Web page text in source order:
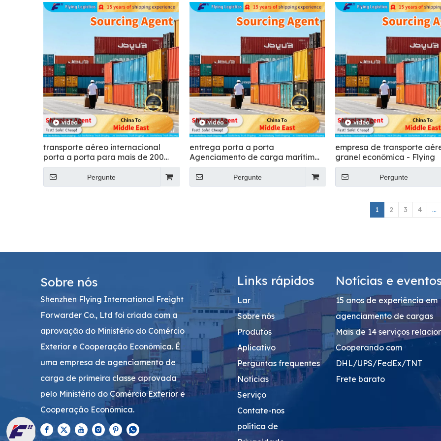
vídeo
transporte aéreo internacional
porta a porta para mais de 200
países - Voando
Pergunte
vídeo
entrega porta a porta
Agenciamento de carga marítima
- Voando
Pergunte
vídeo
empresa de transporte
granel econômica - Flying
Pergunte
1 2 3 4 ...
Sobre nós
Shenzhen Flying International Freight
Forwarder Co., Ltd foi criada com a
aprovação do Ministério do Comércio
Exterior e Cooperação Econômica. É
uma empresa de agenciamento de
carga de primeira classe aprovada
pelo Ministério do Comércio Exterior e
Cooperação Econômica.
Links rápidos
Lar
Sobre nós
Produtos
Aplicativo
Perguntas frequentes
Notícias
Serviço
Contate-nos
política de
Notícias e
15 anos de experiência em
agenciamento de cargas
Mais de 14 serviços
Cooperando com
DHL/UPS/FedEx/TNT
Frete barato